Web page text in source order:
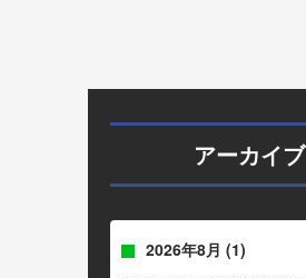
アーカイブ
2026年8月 (1)